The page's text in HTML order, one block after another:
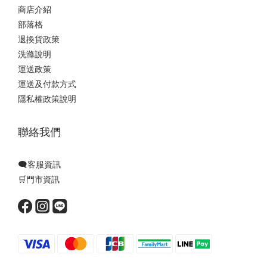
商店介紹
部落格
退換貨政策
洗滌說明
運送政策
運送及付款方式
隱私權政策說明
聯絡我們
🗨️客服資訊
🛒門市資訊